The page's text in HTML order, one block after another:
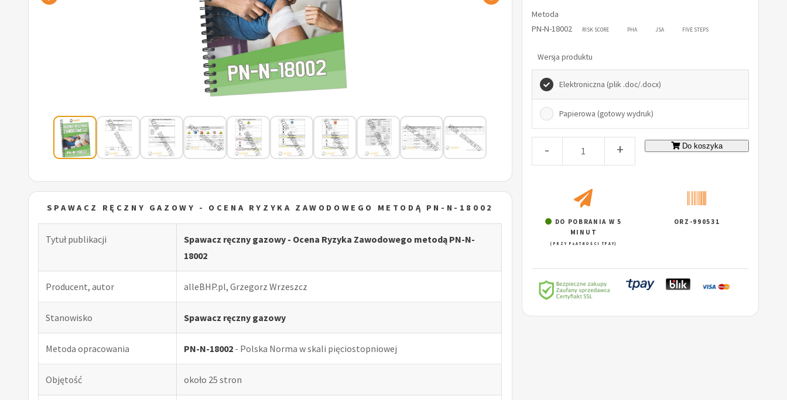
SPAWACZ RĘCZNY GAZOWY - OCENA RYZYKA ZAWODOWEGO METODĄ PN-N-18002
Tytuł publikacji
Spawacz ręczny gazowy - Ocena Ryzyka Zawodowego metodą PN-N-
18002
Producent, autor alleBHP.pl, Grzegorz Wrzeszcz
Stanowisko Spawacz ręczny gazowy
Metoda opracowania PN-N-18002 - Polska Norma w skali pięciostopniowej
Objętość około 25 stron
Metoda
PN-N-18002
RISK SCORE PHA JSA FIVE STEPS
Wersja produktu
Elektroniczna (plik .doc/.docx)
Papierowa (gotowy wydruk)
- + Do koszyka
DO POBRANIA W 5
MINUT
(PRZY PŁATNOŚCI TPAY)
ORZ-990531